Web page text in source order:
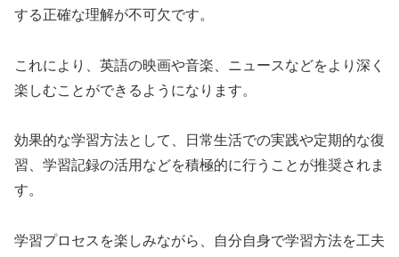
する正確な理解が不可欠です。
これにより、英語の映画や音楽、ニュースなどをより深く
楽しむことができるようになります。
効果的な学習方法として、日常生活での実践や定期的な復
習、学習記録の活用などを積極的に行うことが推奨されま
す。
学習プロセスを楽しみながら、自分自身で学習方法を工夫